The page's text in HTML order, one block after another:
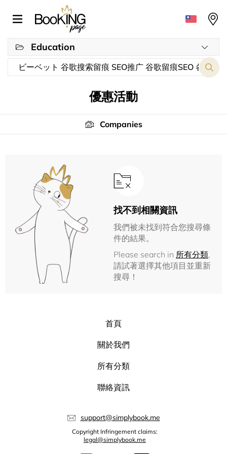
Education
優惠活動
Companies
找不到相關資訊
我們被未找到符合您搜尋條
件的結果。
Please search in 所有分類,
請試著選擇其他項目並重新
搜尋！
首頁
關於我們
所有分類
聯絡資訊
support@simplybook.me
Copyright Infringement claims:
legal@simplybook.me